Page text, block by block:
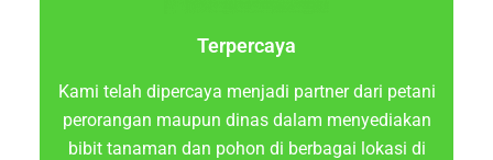
Terpercaya
Kami telah dipercaya menjadi partner dari petani
perorangan maupun dinas dalam menyediakan
bibit tanaman dan pohon di berbagai lokasi di